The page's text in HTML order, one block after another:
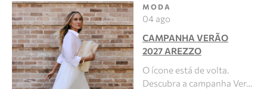
MODA
04 ago
CAMPANHA VERÃO
2027 AREZZO
O ícone está de volta.
Descubra a campanha Ver…